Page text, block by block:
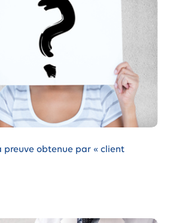
preuve obtenue par « client